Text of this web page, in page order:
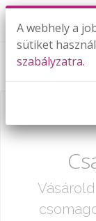
Már csak
A webhely a
sütiket
szabályzatra.